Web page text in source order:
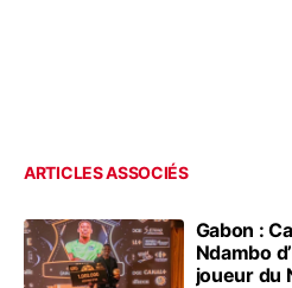
ARTICLES ASSOCIÉS
Gabon :
Ndambo
joueur du